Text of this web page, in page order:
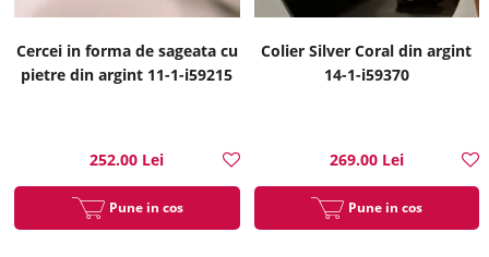
Cercei in forma de sageata cu
pietre din argint 11-1-i59215
252.00 Lei
Pune in cos
Colier Silver Coral din argint
14-1-i59370
269.00 Lei
Pune in cos